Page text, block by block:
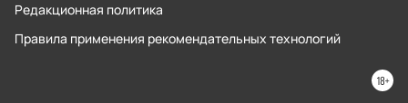
Редакционная политика
Правила применения рекомендательных технологий